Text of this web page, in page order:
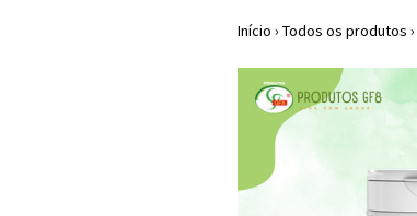
Início › Todos os produtos ›